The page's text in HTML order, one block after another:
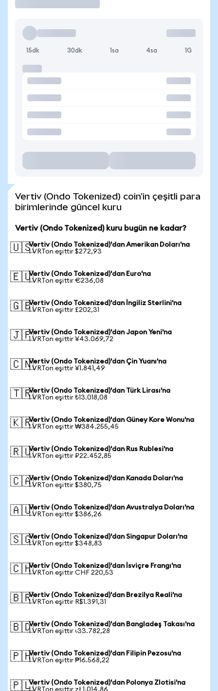
15dk 30dk 1sa 4sa 1G
Vertiv (Ondo Tokenized) coin'in çeşitli para
birimlerinde güncel kuru
Vertiv (Ondo Tokenized) kuru bugün ne kadar?
🇺🇸Vertiv (Ondo Tokenized)'dan Amerikan Doları'na
1 VRTon eşittir $272,93
🇪🇺Vertiv (Ondo Tokenized)'dan Euro'na
1 VRTon eşittir €236,08
🇬🇧Vertiv (Ondo Tokenized)'dan İngiliz Sterlini'na
1 VRTon eşittir £202,31
🇯🇵Vertiv (Ondo Tokenized)'dan Japon Yeni'na
1 VRTon eşittir ¥43.069,72
🇨🇳Vertiv (Ondo Tokenized)'dan Çin Yuanı'na
1 VRTon eşittir ¥1.841,49
🇹🇷Vertiv (Ondo Tokenized)'dan Türk Lirası'na
1 VRTon eşittir ₺13.018,08
🇰🇷Vertiv (Ondo Tokenized)'dan Güney Kore Wonu'na
1 VRTon eşittir ₩384.255,45
🇷🇺Vertiv (Ondo Tokenized)'dan Rus Rublesi'na
1 VRTon eşittir ₽22.452,85
🇨🇦Vertiv (Ondo Tokenized)'dan Kanada Doları'na
1 VRTon eşittir $380,75
🇦🇺Vertiv (Ondo Tokenized)'dan Avustralya Doları'na
1 VRTon eşittir $386,26
🇸🇬Vertiv (Ondo Tokenized)'dan Singapur Doları'na
1 VRTon eşittir $348,83
🇨🇭Vertiv (Ondo Tokenized)'dan İsviçre Frangı'na
1 VRTon eşittir CHF 220,53
🇧🇷Vertiv (Ondo Tokenized)'dan Brezilya Reali'na
1 VRTon eşittir R$1.391,31
🇧🇩Vertiv (Ondo Tokenized)'dan Bangladeş Takası'na
1 VRTon eşittir ৳33.782,28
🇵🇭Vertiv (Ondo Tokenized)'dan Filipin Pezosu'na
1 VRTon eşittir ₱16.568,22
🇵🇱Vertiv (Ondo Tokenized)'dan Polonya Zlotisi'na
1 VRTon eşittir zł 1.014,86